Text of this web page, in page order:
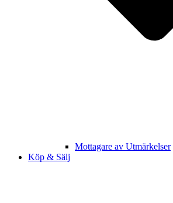
Mottagare av Utmärkelser
Köp & Sälj